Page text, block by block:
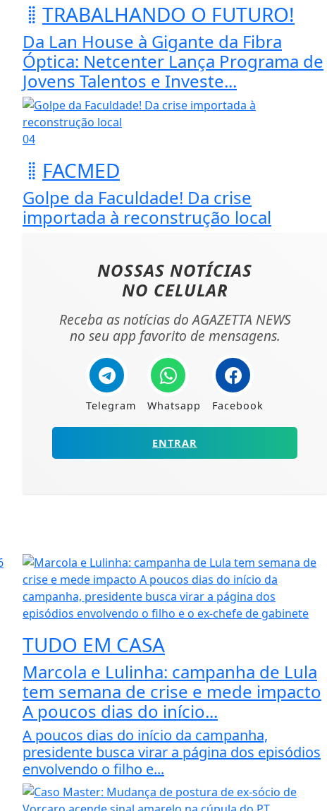
TRABALHANDO O FUTURO!
Da Lan House à Gigante da Fibra
Óptica: Netcenter Lança Programa de
Jovens Talentos e Investe...
04
FACMED
Golpe da Faculdade! Da crise
importada à reconstrução local
NOSSAS NOTÍCIAS
NO CELULAR
Receba as notícias do AGAZETTA NEWS
no seu app favorito de mensagens.
Telegram Whatsapp Facebook
ENTRAR
TUDO EM CASA
Marcola e Lulinha: campanha de Lula
tem semana de crise e mede impacto
A poucos dias do início...
A poucos dias do início da campanha,
presidente busca virar a página dos episódios
envolvendo o filho e...